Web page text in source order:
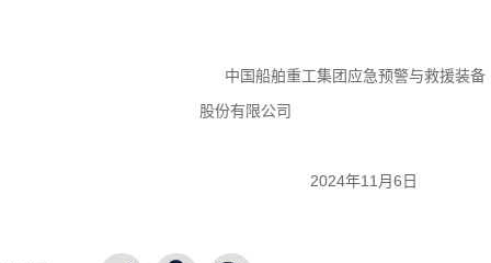
中国船舶重工集团应急预警与救援装备
股份有限公司
2024年11月6日